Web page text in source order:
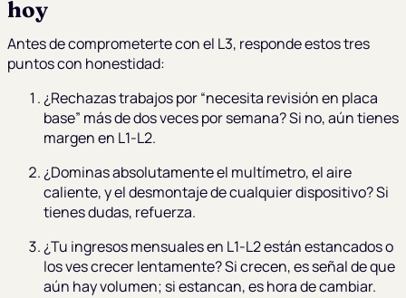
hoy
Antes de comprometerte con el L3, responde estos tres
puntos con honestidad:
¿Rechazas trabajos por “necesita revisión en placa
base” más de dos veces por semana? Si no, aún tienes
margen en L1-L2.
¿Dominas absolutamente el multímetro, el aire
caliente, y el desmontaje de cualquier dispositivo? Si
tienes dudas, refuerza.
¿Tu ingresos mensuales en L1-L2 están estancados o
los ves crecer lentamente? Si crecen, es señal de que
aún hay volumen; si estancan, es hora de cambiar.